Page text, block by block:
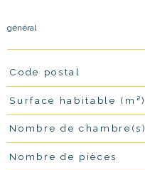
général
TRAD_PAMPERO_Caracteristique
Code postal
Surface habitable (m²)
Nombre de chambre(s)
Nombre de pièces